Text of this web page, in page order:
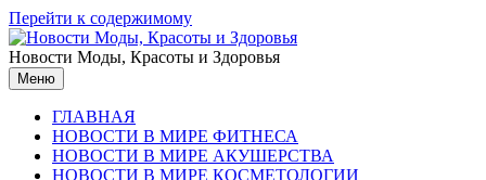
Перейти к содержимому
Новости Моды, Красоты и Здоровья
Меню
ГЛАВНАЯ
НОВОСТИ В МИРЕ ФИТНЕСА
НОВОСТИ В МИРЕ АКУШЕРСТВА
НОВОСТИ В МИРЕ КОСМЕТОЛОГИИ